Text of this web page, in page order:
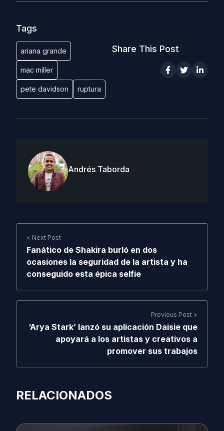
Tags
ariana grande
mac miller
pete davidson ruptura
Share This Post
Andrés Taborda
< Next Post
Fanático de Shakira burló en dos
ocasiones la seguridad de la artista y ha
conseguido esta épica selfie
Previous Post >
‘Arya Stark’ lanzó su aplicación Daisie que
apoyará a los artistas y creativos a
promover sus trabajos
RELACIONADOS